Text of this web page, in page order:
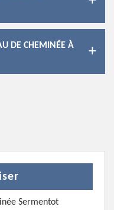
DE CHEMINÉE À
Sermentot